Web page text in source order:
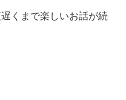
くまで楽しいお話が続